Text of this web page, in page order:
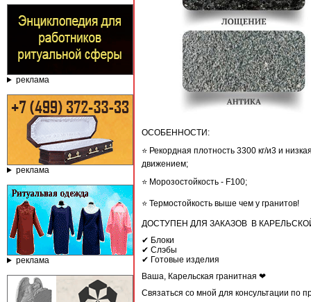
реклама
реклама
реклама
ОСОБЕННОСТИ:
⭐ Рекордная плотность 3300 кг/и3 и
движением;
⭐ Морозостойкость - F100;
⭐ Термостойкость выше чем у гранитов!
ДОСТУПЕН ДЛЯ ЗАКАЗОВ В
✔ Блоки
✔ Слэбы
✔ Готовые изделия
Ваша, Карельская гранитная ❤
Связаться со мной для консультации по